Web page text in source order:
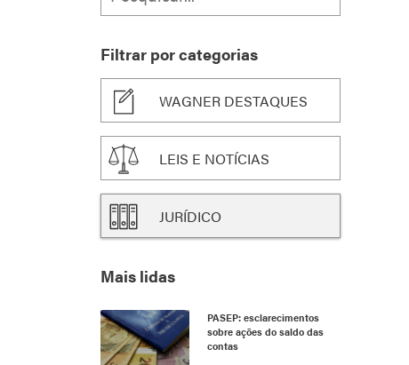
Filtrar por categorias
WAGNER DESTAQUES
LEIS E NOTÍCIAS
JURÍDICO
Mais lidas
PASEP: esclarecimentos
sobre ações do saldo das
contas